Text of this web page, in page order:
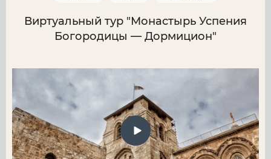
Виртуальный тур "Монастырь Успения
Богородицы — Дормицион"